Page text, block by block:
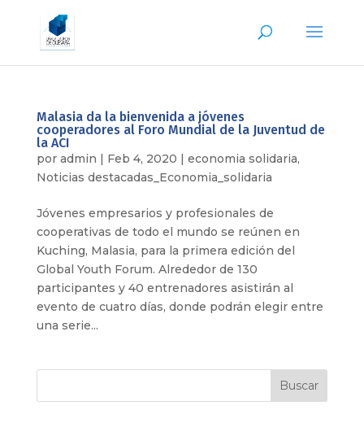
Malasia da la bienvenida a jóvenes
cooperadores al Foro Mundial de la Juventud de
la ACI
por admin | Feb 4, 2020 | economia solidaria,
Noticias destacadas_Economia_solidaria
Jóvenes empresarios y profesionales de
cooperativas de todo el mundo se reúnen en
Kuching, Malasia, para la primera edición del
Global Youth Forum. Alrededor de 130
participantes y 40 entrenadores asistirán al
evento de cuatro días, donde podrán elegir entre
una serie...